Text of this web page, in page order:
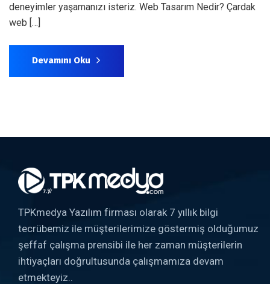
deneyimler yaşamanızı isteriz. Web Tasarım Nedir? Çardak
web […]
Devamını Oku
TPKmedya Yazılım firması olarak 7 yıllık bilgi
tecrübemiz ile müşterilerimize göstermiş olduğumuz
şeffaf çalışma prensibi ile her zaman müşterilerin
ihtiyaçları doğrultusunda çalışmamıza devam
etmekteyiz..